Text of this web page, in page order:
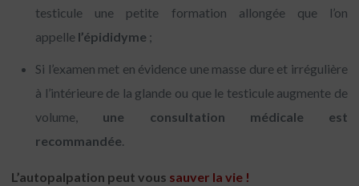
testicule une petite formation allongée que l’on
appelle l’épididyme ;
Si l’examen met en évidence une masse dure et irrégulière
à l’intérieure de la glande ou que le testicule augmente de
volume, une consultation médicale est
recommandée.
L’autopalpation peut vous sauver la vie !